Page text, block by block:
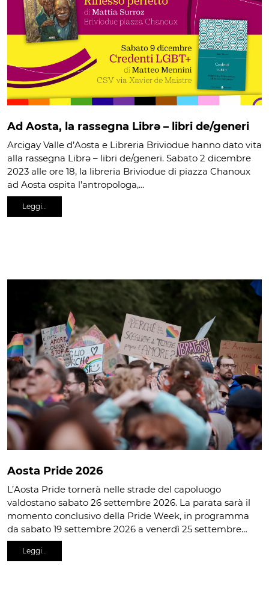
Ad Aosta, la rassegna Librə – libri de/generi
Arcigay Valle d’Aosta e Libreria Briviodue hanno dato vita
alla rassegna Librə – libri de/generi. Sabato 2 dicembre
2023 alle ore 18, la libreria Briviodue di piazza Chanoux
ad Aosta ospita l’antropologa,…
Leggi…
Aosta Pride 2026
L’Aosta Pride tornerà nelle strade del capoluogo
valdostano sabato 26 settembre 2026. La parata sarà il
momento conclusivo della Pride Week, in programma
da sabato 19 settembre 2026 a venerdì 25 settembre…
Leggi…